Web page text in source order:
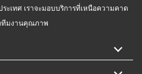
เทศ เราจะมอบบริการที่เหนือความคาด
ทีมงานคุณภาพ